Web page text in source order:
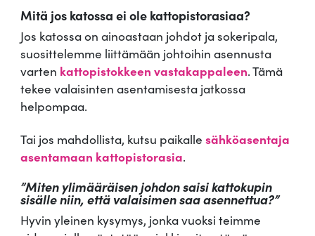
Mitä jos katossa ei ole kattopistorasiaa?
Jos katossa on ainoastaan johdot ja sokeripala,
suosittelemme liittämään johtoihin asennusta
varten kattopistokkeen vastakappaleen. Tämä
tekee valaisinten asentamisesta jatkossa
helpompaa.
Tai jos mahdollista, kutsu paikalle sähköasentaja
asentamaan kattopistorasia.
”Miten ylimääräisen johdon saisi kattokupin
sisälle niin, että valaisimen saa asennettua?”
Hyvin yleinen kysymys, jonka vuoksi teimme